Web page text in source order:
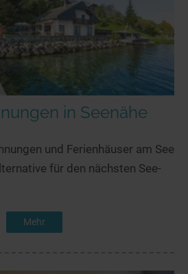
in Seenähe
und Ferienhäuser am See
für den nächsten See-
Mehr